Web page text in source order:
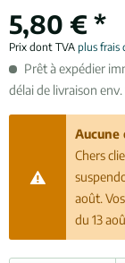
5,80 € *
Prix dont TVA plus frais
Prêt à expédier
délai de livraison
Aucune
Chers
août.
du 13